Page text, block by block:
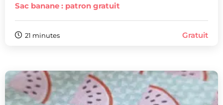
Sac banane : patron gratuit
21 minutes Gratuit